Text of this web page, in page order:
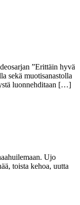
”Erittäin hyvä
sekä muotisanastolla
luonnehditaan […]
Ujo
toista kehoa, uutta